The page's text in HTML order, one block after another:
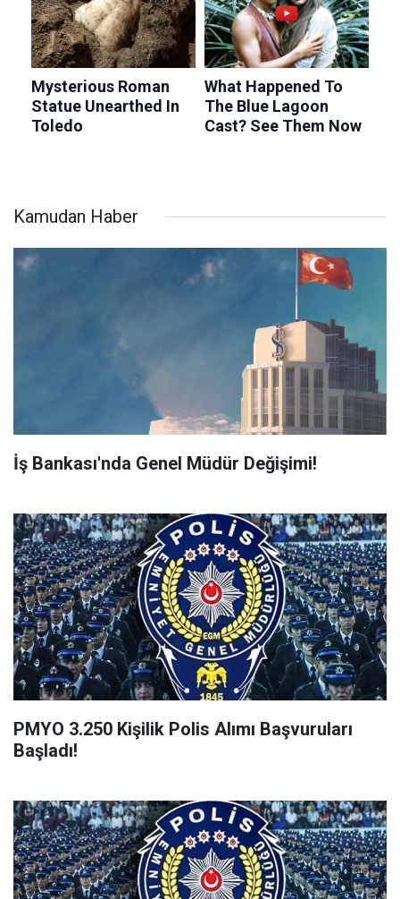
Kamudan Haber
İş Bankası'nda Genel Müdür Değişimi!
PMYO 3.250 Kişilik Polis Alımı Başvuruları
Başladı!